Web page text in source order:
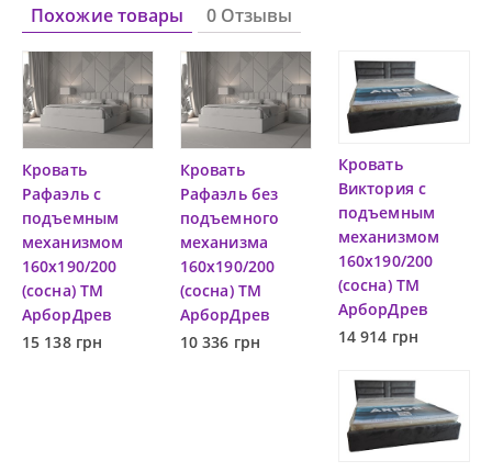
Похожие товары 0 Отзывы
Кровать
Рафаэль c
подъемным
механизмом
160х190/200
(сосна) ТМ
АрборДрев
15 138 грн
Кровать
Рафаэль без
подъемного
механизма
160х190/200
(сосна) ТМ
АрборДрев
10 336 грн
Кровать
Виктория c
подъемным
механизмом
160х190/200
(сосна) ТМ
АрборДрев
14 914 грн